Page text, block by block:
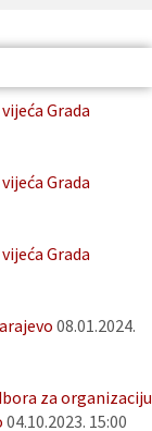
Grada
Grada
Grada
08.01.2024.
za organizaciju
04.10.2023. 15:00